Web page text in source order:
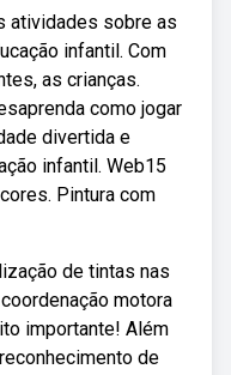
atividades sobre as
infantil. Com
as crianças.
como jogar
divertida e
infantil. Web15
Pintura com
de tintas nas
motora
importante! Além
de